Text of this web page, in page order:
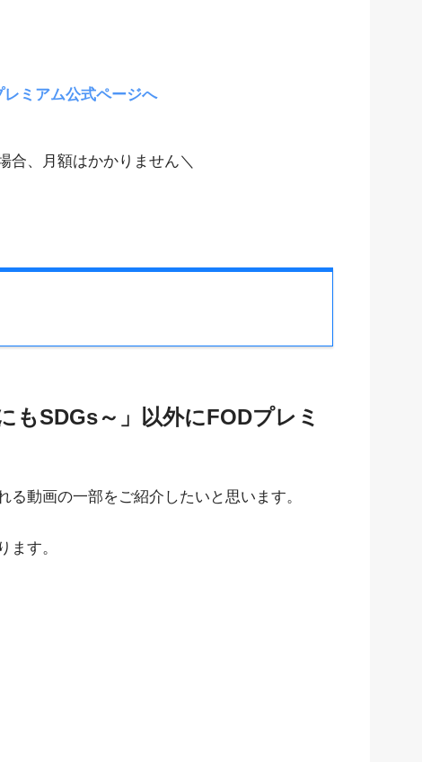
ミアム公式ページへ
合、月額はかかりません＼
もSDGs～」以外にFODプレミ
動画の一部をご紹介したいと思います。
ます。